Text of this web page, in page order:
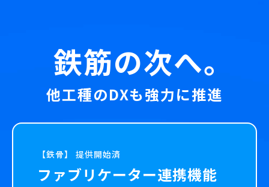
鉄筋の次へ。
他工種のDXも強力に推進
【鉄骨】 提供開始済
ファブリケーター連携機能